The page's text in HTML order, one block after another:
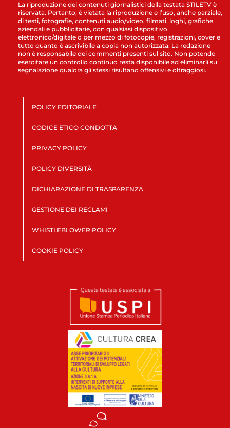
La riproduzione dei contenuti giornalistici della testata STILETV è
riservata. Pertanto, è vietata la riproduzione e l’uso, anche parziale,
di testi, fotografie, contenuti audio/video, filmati, loghi, grafiche
aziendali e pubblicitarie, con qualsiasi dispositivo
elettronico/digitale o per mezzo di fotocopie, registrazioni, cover e
tutto quanto è ascrivibile a copia non autorizzata. La redazione
non è responsabile dei commenti presenti sul sito. Non potendo
esercitare un controllo continuo resta disponibile ad eliminarli su
segnalazione qualora gli stessi risultano offensivi e oltraggiosi.
POLICY EDITORIALE
CODICE ETICO CONDOTTA
PRIVACY POLICY
POLICY DIVERSITÀ
DICHIARAZIONE DI TRASPARENZA
GESTIONE DEI RECLAMI
WHISTLEBLOWER POLICY
COOKIE POLICY